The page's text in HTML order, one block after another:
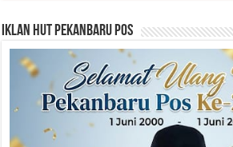
Iklan HUT Pekanbaru Pos